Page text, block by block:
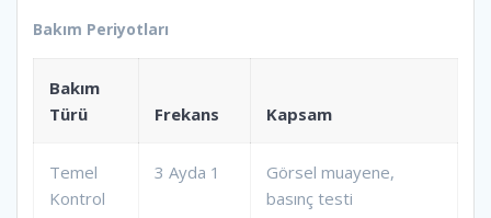
Bakım Periyotları
Bakım
Türü
Frekans Kapsam
Temel
Kontrol
3 Ayda 1
Görsel muayene,
basınç testi